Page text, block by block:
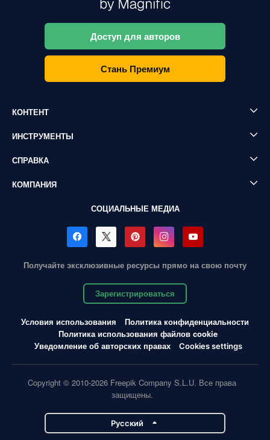
Доступ для авторов
Стань Премиум
КОНТЕНТ
ИНСТРУМЕНТЫ
СПРАВКА
КОМПАНИЯ
СОЦИАЛЬНЫЕ МЕДИА
Получайте эксклюзивные ресурсы прямо на свою почту
Зарегистрироваться
Условия использования
Политика конфиденциальности
Политика использования файлов cookie
Уведомление об авторских правах
Cookies settings
Copyright © 2010-2026 Freepik Company S.L.U. Все права
защищены.
Pусский